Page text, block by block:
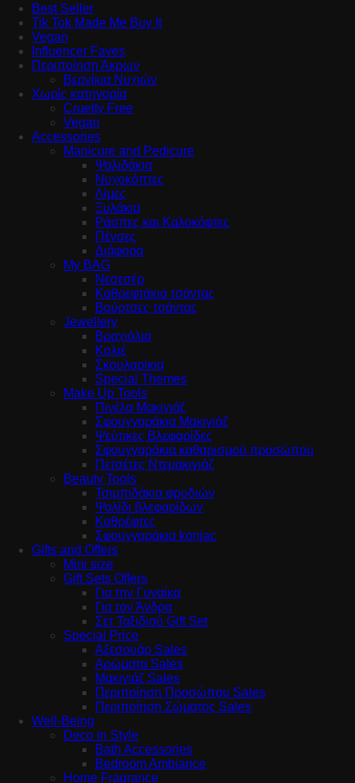
Best Seller
Tik Tok Made Me Buy It
Vegan
Influencer Faves
Περιποίηση Άκρων
Βερνίκια Νυχιών
Χωρίς κατηγορία
Cruelty Free
Vegan
Accessories
Manicure and Pedicure
Ψαλιδάκια
Νυχοκόπτες
Λίμες
Ξυλάκια
Ράσπες και Καλοκόφτες
Πένσες
Διάφορα
My BAG
Νεσεσέρ
Καθρεφτάκια τσάντας
Βούρτσες τσάντας
Jewellery
Βραχιόλια
Κολιέ
Σκουλαρίκια
Special Themes
Make Up Tools
Πινέλα Μακιγιάζ
Σφουγγαράκια Μακιγιάζ
Ψεύτικες Βλεφαρίδες
Σφουγγαράκια καθαρισμού προσώπου
Πετσέτες Ντεμακιγιάζ
Beauty Tools
Τσιμπιδάκια φρυδιών
Ψαλίδι βλεφαρίδων
Καθρέφτες
Σφουγγαράκια konjac
Gifts and Offers
Mini size
Gift Sets Offers
Για την Γυναίκα
Για τον Άνδρα
Σετ Ταξιδιού Gift Set
Special Price
Αξεσουάρ Sales
Αρώματα Sales
Μακιγιάζ Sales
Περιποίηση Προσώπου Sales
Περιποίηση Σώματος Sales
Well-Being
Deco in Style
Bath Accessories
Bedroom Ambiance
Home Fragrance